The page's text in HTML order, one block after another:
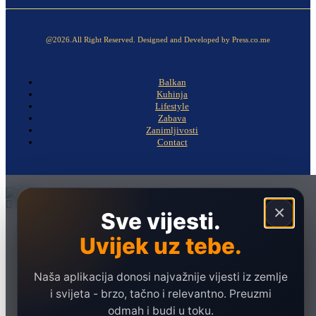
@2026.All Right Reserved. Designed and Developed by Press.co.me
Balkan
Kuhinja
Lifestyle
Zabava
Zanimljivosti
Contact
×
Sve vijesti.
Uvijek uz tebe.
Naša aplikacija donosi najvažnije vijesti iz zemlje
i svijeta - brzo, tačno i relevantno. Preuzmi
odmah i budi u toku.
Hronika